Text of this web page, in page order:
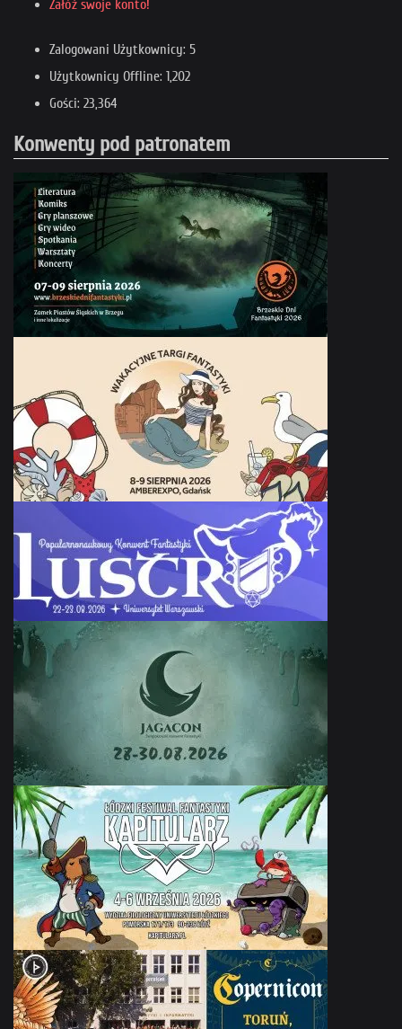
Załóż swoje konto!
Zalogowani Użytkownicy: 5
Użytkownicy Offline: 1,202
Gości: 23,364
Konwenty pod patronatem